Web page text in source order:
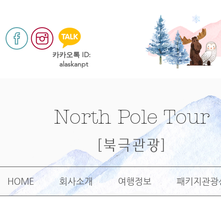
​카카오톡 ID:
alaskanpt
North Pole Tour
[북극관광]
HOME 회사소개 여행정보 패키지관광